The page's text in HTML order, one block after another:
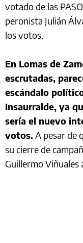
votado de las
peronista Julián
los votos.
En Lomas de
escrutadas,
escándalo
Insaurralde, ya
sería el nuevo
votos.A pesar de
su cierre de
Guillermo Viñuales